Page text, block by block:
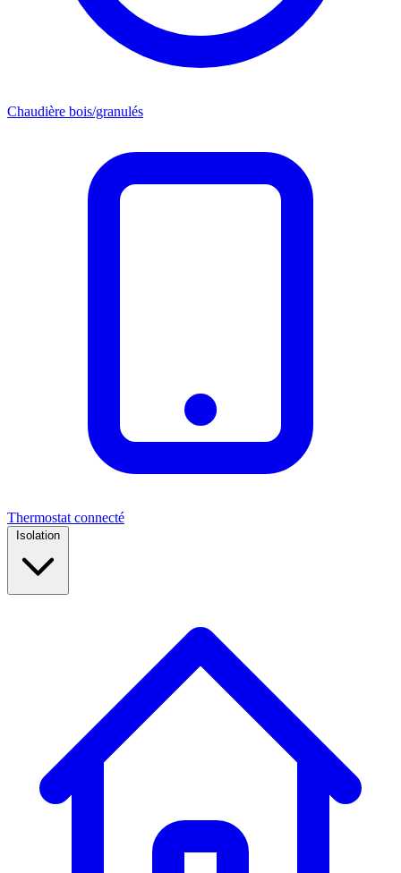
Chaudière bois/granulés
Thermostat connecté